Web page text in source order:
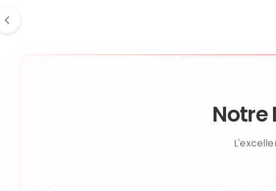
48
Notre